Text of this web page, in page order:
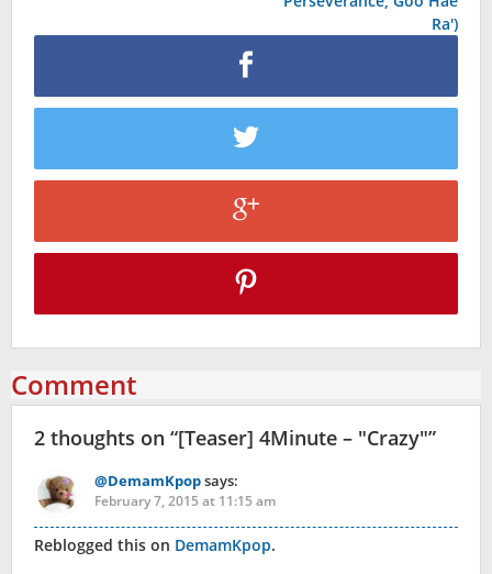
Ra')
Comment
2 thoughts on “[Teaser] 4Minute – "Crazy"”
@DemamKpopsays:
February 7, 2015 at 11:15 am
Reblogged this on DemamKpop.